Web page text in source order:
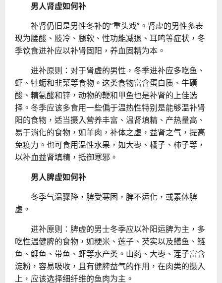
男人肾虚如何补
补肾仍旧是男性冬补的“重头戏”。肾虚的男性多表
现为腰酸、肢冷、腿软、性功能减退、耳鸣等症状，冬
季饮食进补应以补肾固阳，养血固精为本。
进补原则：对于肾虚的男性，冬季进补应多吃鱼、
虾、牡蛎和韭菜等食物。这类食物富含蛋白质、牛磺
酸、精氨酸和锌，动物的鞭和甲鱼也是补肾的上佳选
择。冬季应该多食用一些偏于温热性特别是能够温补肾
阳的食物，适当摄入营养丰富、温肾填精、产热量高、
易于消化的食物，如羊肉，补体之虚，益肾之气，提高
免疫力。也可食用温性水果，如大枣、橘子、柿子等，
以补血益肾填精，抵御寒邪。
男人脾虚如何补
冬季气温骤降，脾受寒困，脾不运化，或素体脾
虚。
进补原则：脾虚的男士冬季应以补阳运脾为主，多
吃性温健脾的食物，如粳米、莲子、芡实以及鳝鱼、鲢
鱼、鲤鱼、带鱼、虾等水产类。山药、大枣、莲子富含
淀粉，容易吸收，且有健脾益气的作用，在肉类的摄入
上，应该选择细纤维的鱼肉为主。